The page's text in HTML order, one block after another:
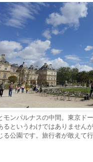
モンパルナスの中間。東京ド
るというわけではありません
る公園です。旅行者が敢えて